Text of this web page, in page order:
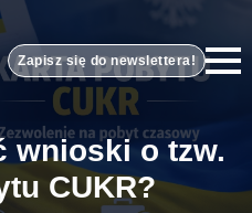
Zapisz się do newslettera!
wnioski o tzw.
CUKR?